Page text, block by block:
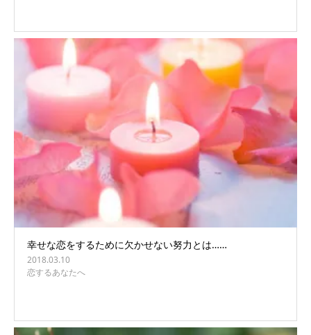
幸せな恋をするために欠かせない努力とは……
2018.03.10
恋するあなたへ